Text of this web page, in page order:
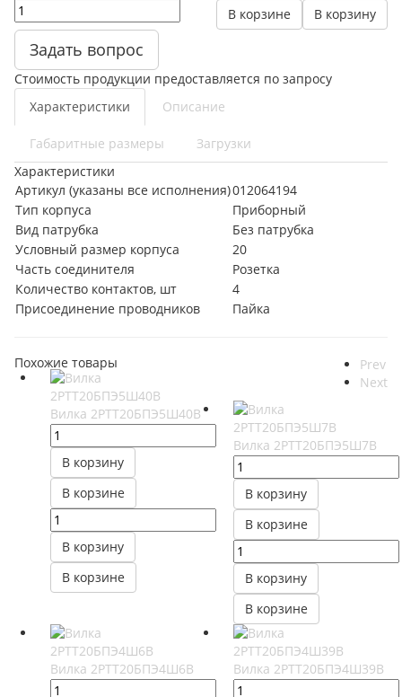
В корзину
В корзине
Задать вопрос
Стоимость продукции предоставляется по запросу
Характеристики
Описание
Габаритные размеры
Загрузки
Характеристики
Артикул (указаны все исполнения)012064194
Тип корпуса
Приборный
Вид патрубка
Без патрубка
Условный размер корпуса
20
Часть соединителя
Розетка
Количество контактов, шт
4
Присоединение проводников
Пайка
Prev
Next
Похожие товары
Вилка 2РТТ20БПЭ5Ш40В
В корзину
В корзине
В корзину
В корзине
Вилка 2РТТ20БПЭ5Ш7В
В корзину
В корзине
В корзину
В корзине
Вилка 2РТТ20БПЭ4Ш6В Вилка 2РТТ20БПЭ4Ш39В